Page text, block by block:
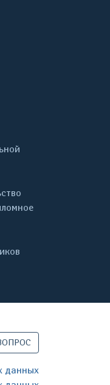
данных